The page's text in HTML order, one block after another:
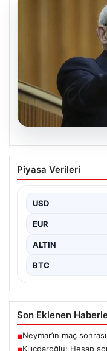
05.08.2026
Kılıçdaroğlu:
vermekten de
de çekinmeyiz",
(CHP) Genel…
Piyasa Verileri
USD
EUR
ALTIN
BTC
Son Eklenen
■Neymar’ın maç
Kılıçdaroğlu: Hesap